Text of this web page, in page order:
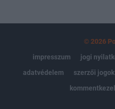
© 2026
impresszum
jogi
adatvédelem
szerzői jogok